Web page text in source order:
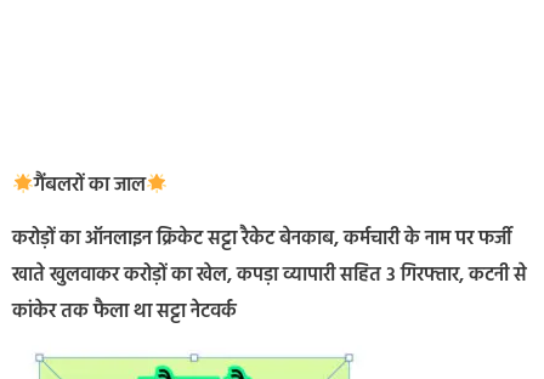
गैंबलरों का जाल
करोड़ों का ऑनलाइन क्रिकेट सट्टा रैकेट बेनकाब, कर्मचारी के नाम पर फर्जी
खाते खुलवाकर करोड़ों का खेल, कपड़ा व्यापारी सहित 3 गिरफ्तार, कटनी से
कांकेर तक फैला था सट्टा नेटवर्क